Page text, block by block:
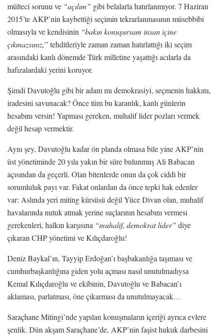
mülteci sorunu ve “açılım” gibi belalarla hatırlanmıyor. 7 Haziran
2015’te AKP’nin kaybettiği seçimin tekrarlanmasının müsebbibi
olmasıyla ve kendisinin “bakın konuşursam insan içine
çıkmazsınız,” tehditleriyle zaman zaman hatırlattığı iki seçim
arasındaki kanlı dönemde Türk milletine yaşattığı acılarla da
hafızalardaki yerini koruyor.
Şimdi Davutoğlu gibi bir adam mı demokrasiyi, seçmenin hakkını,
iradesini savunacak? Önce tüm bu karanlık, kanlı günlerin
hesabını versin! Yapması gereken, muhalif lider pozları vermek
değil hesap vermektir.
Aynı şey, Davutoğlu kadar ön planda olmasa bile yine AKP’nin
üst yönetiminde 20 yıla yakın bir süre bulunmuş Ali Babacan
açısından da geçerli. Olan bitenlerde onun da çok ciddi bir
sorumluluk payı var. Fakat onlardan da önce tepki hak edenler
var: Aslında yeri miting kürsüsü değil Yüce Divan olan, muhalif
havalarında nutuk atmak yerine suçlarının hesabını vermesi
gerekenleri, halkın karşısına “muhalif, demokrat lider” diye
çıkaran CHP yönetimi ve Kılıçdaroğlu!
Deniz Baykal’ın, Tayyip Erdoğan’ı başbakanlığa taşıması ve
cumhurbaşkanlığına giden yolu açması nasıl unutulmadıysa
Kemal Kılıçdaroğlu ve ekibinin, Davutoğlu ve Babacan’ı
aklaması, parlatması, öne çıkarması da unutulmayacak…
Saraçhane Mitingi’nde yapılan konuşmaların içeriği ayrıca evlere
şenlik. Dün akşam Saraçhane’de, AKP’nin faşist hukuk darbesini